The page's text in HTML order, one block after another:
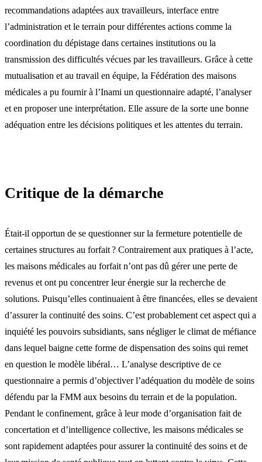
recommandations adaptées aux travailleurs, interface entre
l’administration et le terrain pour différentes actions comme la
coordination du dépistage dans certaines institutions ou la
transmission des difficultés vécues par les travailleurs. Grâce à cette
mutualisation et au travail en équipe, la Fédération des maisons
médicales a pu fournir à l’Inami un questionnaire adapté, l’analyser
et en proposer une interprétation. Elle assure de la sorte une bonne
adéquation entre les décisions politiques et les attentes du terrain.
Critique de la démarche
Était-il opportun de se questionner sur la fermeture potentielle de
certaines structures au forfait ? Contrairement aux pratiques à l’acte,
les maisons médicales au forfait n’ont pas dû gérer une perte de
revenus et ont pu concentrer leur énergie sur la recherche de
solutions. Puisqu’elles continuaient à être financées, elles se devaient
d’assurer la continuité des soins. C’est probablement cet aspect qui a
inquiété les pouvoirs subsidiants, sans négliger le climat de méfiance
dans lequel baigne cette forme de dispensation des soins qui remet
en question le modèle libéral… L’analyse descriptive de ce
questionnaire a permis d’objectiver l’adéquation du modèle de soins
défendu par la FMM aux besoins du terrain et de la population.
Pendant le confinement, grâce à leur mode d’organisation fait de
concertation et d’intelligence collective, les maisons médicales se
sont rapidement adaptées pour assurer la continuité des soins et de